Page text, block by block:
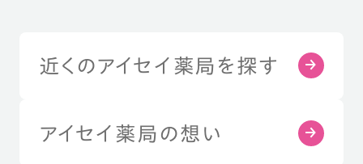
近くのアイセイ薬局を探す
アイセイ薬局の想い